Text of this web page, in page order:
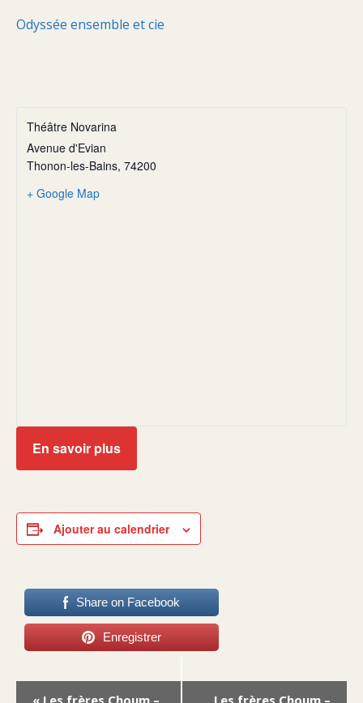
Odyssée ensemble et cie
Théâtre Novarina
Avenue d'Evian
Thonon-les-Bains, 74200
+ Google Map
En savoir plus
Ajouter au calendrier
Share on Facebook
Enregistrer
Navigation
« Les frères Choum – Les frères Choum –